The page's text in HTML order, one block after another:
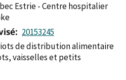
Estrie - Centre hospitalier
20153245
de distribution alimentaire
vaisselles et petits